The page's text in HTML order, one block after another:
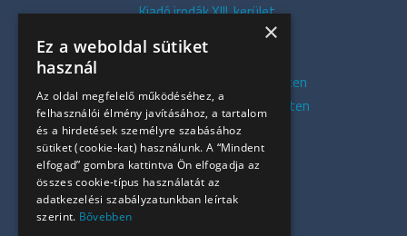
Kiadó irodák XIII. kerület
Kiadó irodák V. kerület
Kiadó irodák XI. kerület
Kiadó belvárosi irodák Budapesten
Kiadó presztízs irodák Budapesten
Kiadó azonnali irodák
Összes iroda
Szolgáltatásaink
Referenciák
×
Ez a weboldal sütiket
használ
Az oldal megfelelő működéséhez, a
felhasználói élmény javításához, a tartalom
és a hirdetések személyre szabásához
sütiket (cookie-kat) használunk. A “Mindent
elfogad” gombra kattintva Ön elfogadja az
összes cookie-típus használatát az
adatkezelési szabályzatunkban leírtak
szerint. Bővebben